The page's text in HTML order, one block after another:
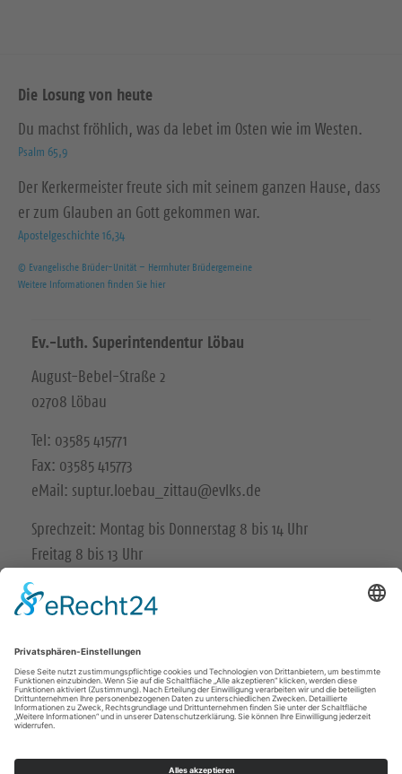
Die Losung von heute
Du machst fröhlich, was da lebet im Osten wie im Westen.
Psalm 65,9
Der Kerkermeister freute sich mit seinem ganzen Hause, dass
er zum Glauben an Gott gekommen war.
Apostelgeschichte 16,34
© Evangelische Brüder-Unität – Herrnhuter Brüdergemeine
Weitere Informationen finden Sie hier
Ev.-Luth. Superintendentur Löbau
August-Bebel-Straße 2
02708 Löbau
Tel: 03585 415771
Fax: 03585 415773
eMail: suptur.loebau_zittau@evlks.de
Sprechzeit: Montag bis Donnerstag 8 bis 14 Uhr
Freitag 8 bis 13 Uhr